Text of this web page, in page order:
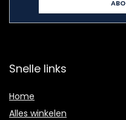
Snelle links
Home
Alles winkelen